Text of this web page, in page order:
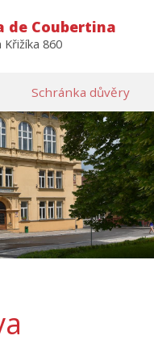
de Coubertina
860
Schránka důvěry